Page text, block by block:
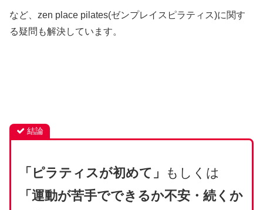
など、zen place pilates(ゼンプレイスピラティス)に関す
る疑問も解決しています。
結論
「ピラティスが初めて」
もしくは
「運動が苦手でできるか不安・続くか